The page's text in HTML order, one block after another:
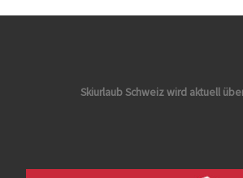
Skiurlaub Schweiz wird aktuell